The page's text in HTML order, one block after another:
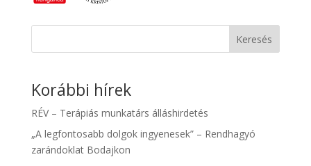
Keresés
Korábbi hírek
RÉV – Terápiás munkatárs álláshirdetés
„A legfontosabb dolgok ingyenesek” – Rendhagyó
zarándoklat Bodajkon